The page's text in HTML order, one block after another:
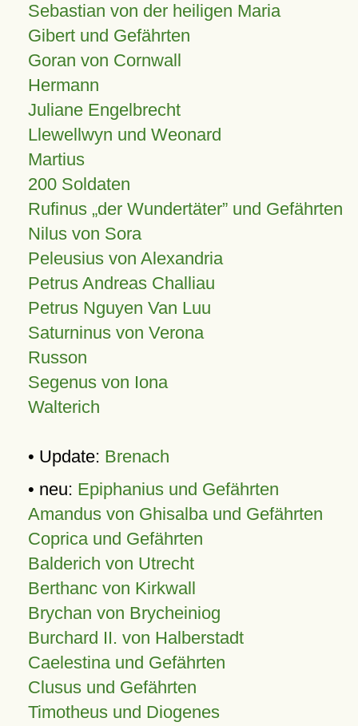
Sebastian von der heiligen Maria
Gibert und Gefährten
Goran von Cornwall
Hermann
Juliane Engelbrecht
Llewellwyn und Weonard
Martius
200 Soldaten
Rufinus „der Wundertäter” und Gefährten
Nilus von Sora
Peleusius von Alexandria
Petrus Andreas Challiau
Petrus Nguyen Van Luu
Saturninus von Verona
Russon
Segenus von Iona
Walterich
• Update: Brenach
• neu: Epiphanius und Gefährten
Amandus von Ghisalba und Gefährten
Coprica und Gefährten
Balderich von Utrecht
Berthanc von Kirkwall
Brychan von Brycheiniog
Burchard II. von Halberstadt
Caelestina und Gefährten
Clusus und Gefährten
Timotheus und Diogenes